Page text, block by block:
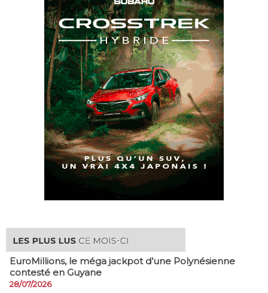
EuroMillions, ​le méga jackpot d’une Polynésienne
contesté en Guyane
28/07/2026